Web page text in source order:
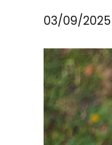
03/09/2025